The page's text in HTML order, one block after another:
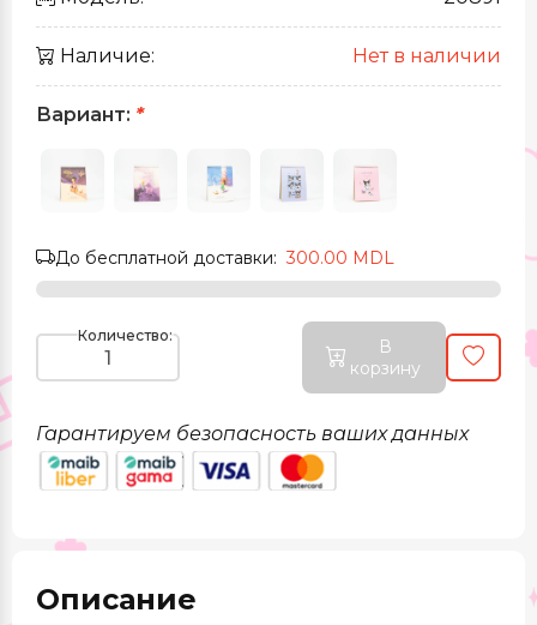
Наличие: Нет в наличии
Вариант: *
До бесплатной доставки:300.00 MDL
Количество:
В
корзину
Гарантируем безопасность ваших данных
Описание